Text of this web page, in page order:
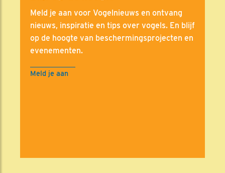
Meld je aan voor Vogelnieuws en ontvang
nieuws, inspiratie en tips over vogels. En blijf
op de hoogte van beschermingsprojecten en
evenementen.
Meld je aan